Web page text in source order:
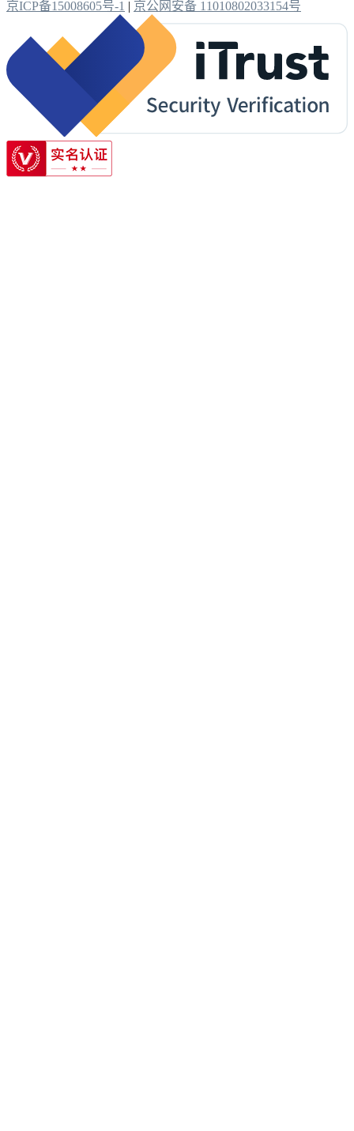
京ICP备15008605号-1 | 京公网安备 11010802033154号